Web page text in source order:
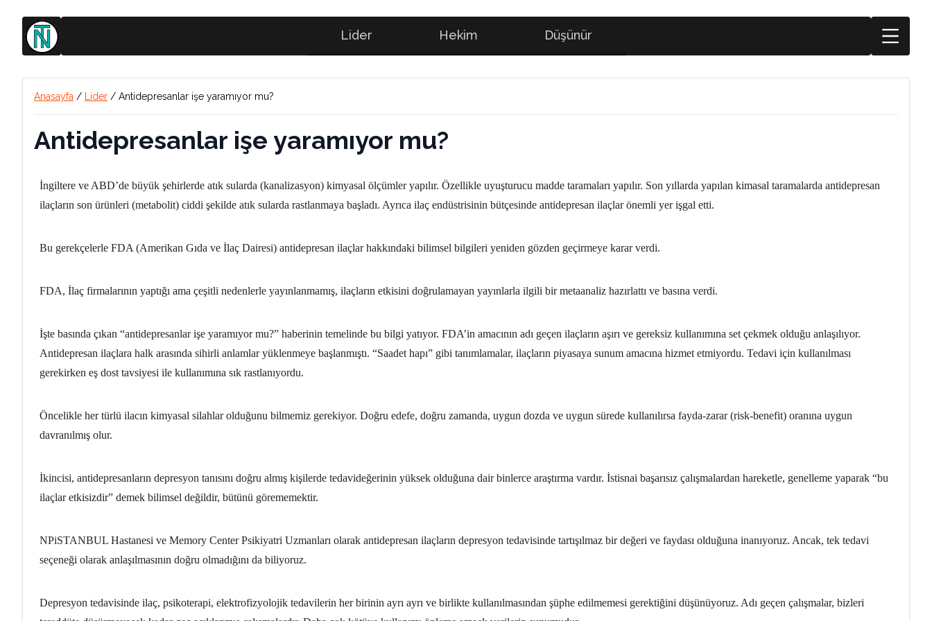
Lider Hekim Düşünür
Anasayfa / Lider / Antidepresanlar işe yaramıyor mu?
Antidepresanlar işe yaramıyor mu?
İngiltere ve ABD’de büyük şehirlerde atık sularda (kanalizasyon) kimyasal ölçümler yapılır. Özellikle uyuşturucu madde taramaları yapılır. Son yıllarda yapılan kimasal taramalarda antidepresan
ilaçların son ürünleri (metabolit) ciddi şekilde atık sularda rastlanmaya başladı. Ayrıca ilaç endüstrisinin bütçesinde antidepresan ilaçlar önemli yer işgal etti.
Bu gerekçelerle FDA (Amerikan Gıda ve İlaç Dairesi) antidepresan ilaçlar hakkındaki bilimsel bilgileri yeniden gözden geçirmeye karar verdi.
FDA, İlaç firmalarının yaptığı ama çeşitli nedenlerle yayınlanmamış, ilaçların etkisini doğrulamayan yayınlarla ilgili bir metaanaliz hazırlattı ve basına verdi.
İşte basında çıkan “antidepresanlar işe yaramıyor mu?” haberinin temelinde bu bilgi yatıyor. FDA’in amacının adı geçen ilaçların aşırı ve gereksiz kullanımına set çekmek olduğu anlaşılıyor.
Antidepresan ilaçlara halk arasında sihirli anlamlar yüklenmeye başlanmıştı. “Saadet hapı” gibi tanımlamalar, ilaçların piyasaya sunum amacına hizmet etmiyordu. Tedavi için kullanılması
gerekirken eş dost tavsiyesi ile kullanımına sık rastlanıyordu.
Öncelikle her türlü ilacın kimyasal silahlar olduğunu bilmemiz gerekiyor. Doğru edefe, doğru zamanda, uygun dozda ve uygun sürede kullanılırsa fayda-zarar (risk-benefit) oranına uygun
davranılmış olur.
İkincisi, antidepresanların depresyon tanısını doğru almış kişilerde tedavideğerinin yüksek olduğuna dair binlerce araştırma vardır. İstisnai başarısız çalışmalardan hareketle, genelleme yaparak “bu
ilaçlar etkisizdir” demek bilimsel değildir, bütünü görememektir.
NPiSTANBUL Hastanesi ve Memory Center Psikiyatri Uzmanları olarak antidepresan ilaçların depresyon tedavisinde tartışılmaz bir değeri ve faydası olduğuna inanıyoruz. Ancak, tek tedavi
seçeneği olarak anlaşılmasının doğru olmadığını da biliyoruz.
Depresyon tedavisinde ilaç, psikoterapi, elektrofizyolojik tedavilerin her birinin ayrı ayrı ve birlikte kullanılmasından şüphe edilmemesi gerektiğini düşünüyoruz. Adı geçen çalışmalar, bizleri